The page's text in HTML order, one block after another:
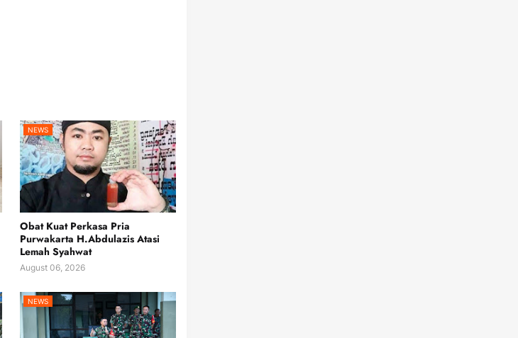
NEWS
Obat Kuat Perkasa Pria
Purwakarta H.Abdulazis Atasi
Lemah Syahwat
August 06, 2026
NEWS